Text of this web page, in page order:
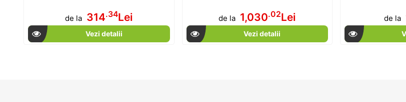
de la 314.34Lei
Vezi detalii
de la 1,030.02Lei
Vezi detalii
de la